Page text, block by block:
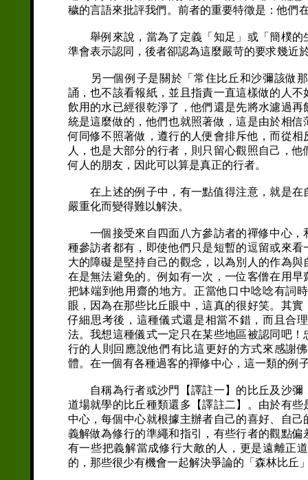
穢的言語來批評我們。前者的重要特徵是：他們
舉例來說，當為了定義「知足」或「簡樸的
準會表示認同，後者卻認為這麼嚴苛的要求幾近
另一個例子是關於「常住比丘和沙彌該做那
誦，也不該看報紙，並且指責一直這樣做的人
飲用的水已經很乾淨了，他們還是先將水濾過
統是這麼做的，他們也就照著做，這是由於相
何同修不照著做，遵行的人便會排斥他，而從
人，也是大部分的行者，則只留心觀照自己，
何人的朋友，因此可以算是真正的行者。
在上述的例子中，有一點值得注意，就是在
嚴重化而變得難以解決。
一個接受來自四面八方參訪者的禪修中心，
種參訪者都有，即使他們只是短暫的逗留或來
大的障礙是堅持自己的觀念，以為別人的作為
在是無法避免的。例如有一次，一位客僧在用
把缽端到他用齋的地方。正當他口中唸唸有詞
眼，因為在那些比丘眼中，這真的很好笑。其
仔細思考後，這種儀式還是相當不錯，而且合
法。我想這種儀式一定只在某些地區被認同吧
行的人則回應說他們有比這更好的方式來感謝
體。在一個有各種過客的禪修中心，這一類的例
自稱為行者或沙門【譯註一】的比丘及沙彌
道場就學的比丘種類還多【譯註二】。由於有
中心，每個中心就根據主辦者自己的喜好、自
義解做為修行的準繩和指引，有些行者的觀點
有一些把義解當成修行大敵的人，更是遠離正
的，那些很少有機會一起解決爭論的「森林比丘